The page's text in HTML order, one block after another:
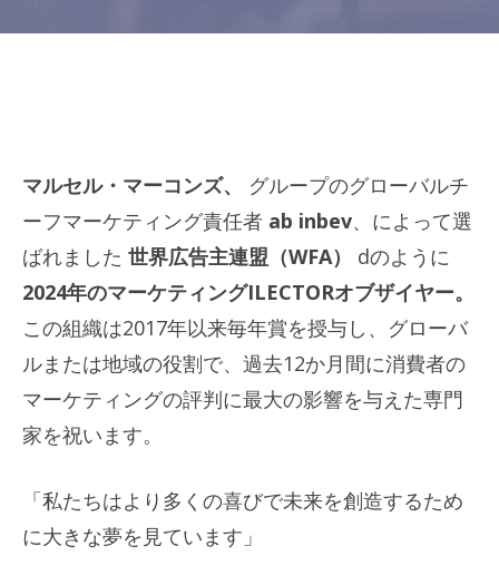
マルセル・マーコンズ、
グループのグローバルチ
ーフマーケティング責任者 ab inbev、によって選
ばれました 世界広告主連盟（WFA）
dのように
2024年のマーケティングILECTORオブザイヤー。
この組織は2017年以来毎年賞を授与し、グローバ
ルまたは地域の役割で、過去12か月間に消費者の
マーケティングの評判に最大の影響を与えた専門
家を祝います。
「私たちはより多くの喜びで未来を創造するため
に大きな夢を見ています」